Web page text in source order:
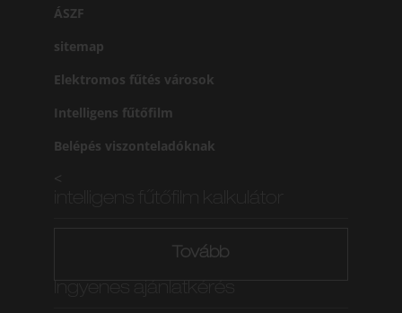
ÁSZF
sitemap
Elektromos fűtés városok
Intelligens fűtőfilm
Belépés viszonteladóknak
<
Tovább